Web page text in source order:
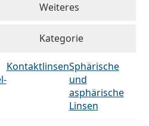
Weiteres
Kategorie
KontaktlinsenSphärische
und
asphärische
Linsen